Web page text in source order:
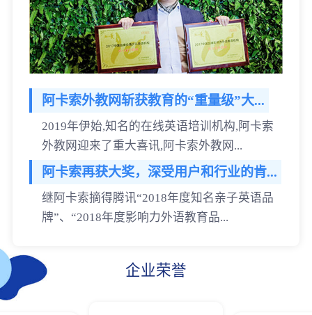
阿卡索外教网斩获教育的“重量级”大...
2019年伊始,知名的在线英语培训机构,阿卡索
外教网迎来了重大喜讯,阿卡索外教网...
阿卡索再获大奖，深受用户和行业的肯...
继阿卡索摘得腾讯“2018年度知名亲子英语品
牌”、“2018年度影响力外语教育品...
企业荣誉